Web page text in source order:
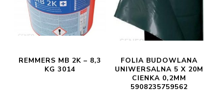
REMMERS MB 2K – 8,3
KG 3014
FOLIA BUDOWLANA
UNIWERSALNA 5 X 20M
CIENKA 0,2MM
5908235759562